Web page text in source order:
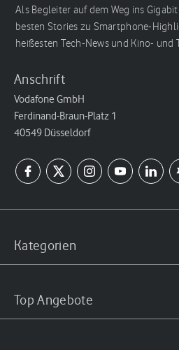
Als Begleiter auf dem Weg ins
besten Stories zu Smartphone-
heißesten Tech-News und Kino- und
Anschrift
Vodafone GmbH
Ferdinand-Braun-Platz 1
40549 Düsseldorf
Kategorien
Top Angebote